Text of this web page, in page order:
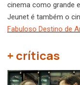
cinema como grande
Jeunet é também o
Fabuloso Destino de
+ críticas